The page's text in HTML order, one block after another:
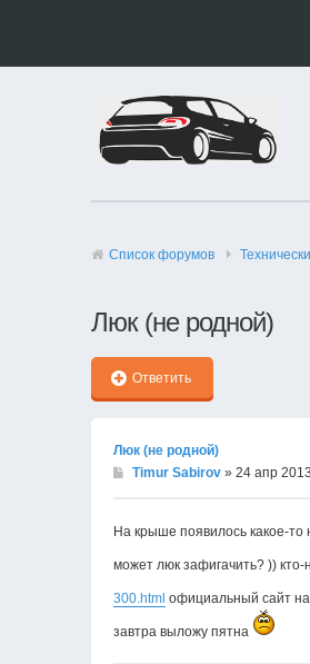
Список форумов
Люк (не родной)
Ответить
Люк (не родной)
Timur Sabirov » 24 апр 2013
На крыше появилось какое-
может люк зафигачить? ))
300.html официальный сайт на
завтра выложу пятна